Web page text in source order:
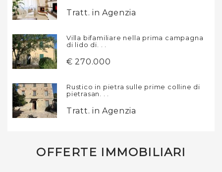
Tratt. in Agenzia
Villa bifamiliare nella prima campagna
di lido di. . .
€ 270.000
Rustico in pietra sulle prime colline di
pietrasan. . .
Tratt. in Agenzia
OFFERTE IMMOBILIARI